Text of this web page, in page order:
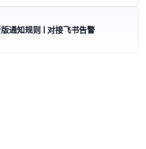
通知规则 | 对接飞书告警